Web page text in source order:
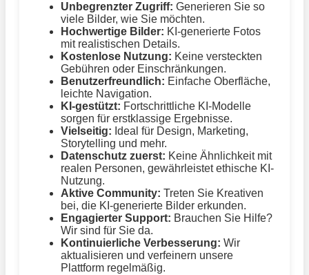
Unbegrenzter Zugriff: Generieren Sie so
viele Bilder, wie Sie möchten.
Hochwertige Bilder: KI-generierte Fotos
mit realistischen Details.
Kostenlose Nutzung: Keine versteckten
Gebühren oder Einschränkungen.
Benutzerfreundlich: Einfache Oberfläche,
leichte Navigation.
KI-gestützt: Fortschrittliche KI-Modelle
sorgen für erstklassige Ergebnisse.
Vielseitig: Ideal für Design, Marketing,
Storytelling und mehr.
Datenschutz zuerst: Keine Ähnlichkeit mit
realen Personen, gewährleistet ethische KI-
Nutzung.
Aktive Community: Treten Sie Kreativen
bei, die KI-generierte Bilder erkunden.
Engagierter Support: Brauchen Sie Hilfe?
Wir sind für Sie da.
Kontinuierliche Verbesserung: Wir
aktualisieren und verfeinern unsere
Plattform regelmäßig.